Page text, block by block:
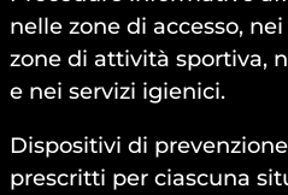
nelle zone di accesso,
zone di attività sportiva,
e nei servizi igienici.
Dispositivi di
prescritti per ciascuna